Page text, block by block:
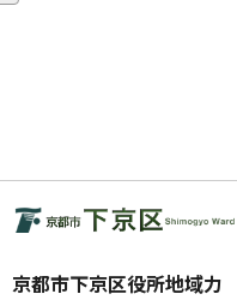
京都市下京区役所地域力